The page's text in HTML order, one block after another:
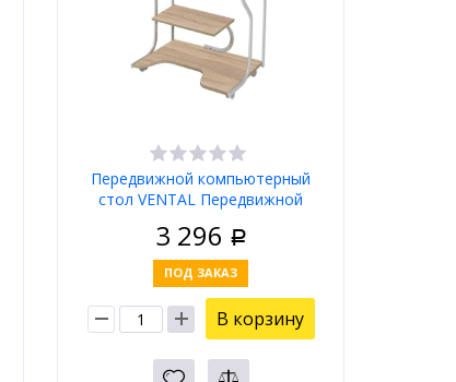
Передвижной компьютерный
стол VENTAL Передвижной
дуб санома
3 296 Р
ПОД ЗАКАЗ
В корзину